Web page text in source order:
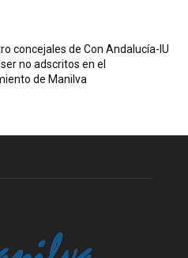
concejales de Con Andalucía-IU
no adscritos en el
de Manilva